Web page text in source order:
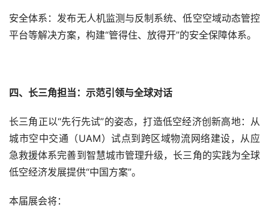
安全体系：发布无人机监测与反制系统、低空空域动态管控
平台等解决方案，构建“管得住、放得开”的安全保障体系。
四、长三角担当：示范引领与全球对话
长三角正以“先行先试”的姿态，打造低空经济创新高地：从
城市空中交通（UAM）试点到跨区域物流网络建设，从应
急救援体系完善到智慧城市管理升级，长三角的实践为全球
低空经济发展提供“中国方案”。
本届展会将：